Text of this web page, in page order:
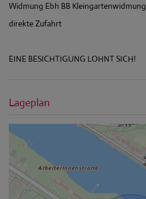
Widmung Ebh BB Kleingartenwidmung
direkte Zufahrt
EINE BESICHTIGUNG LOHNT SICH!
Lageplan